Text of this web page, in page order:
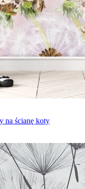
na ścianę koty